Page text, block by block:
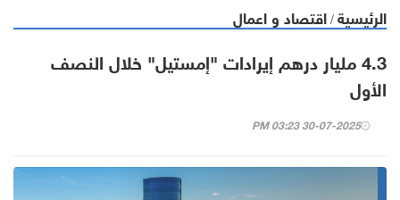
الرئيسية / اقتصاد و اعمال
4.3 مليار درهم إيرادات "إمستيل" خلال النصف
الأول
30-07-2025 03:23 PM